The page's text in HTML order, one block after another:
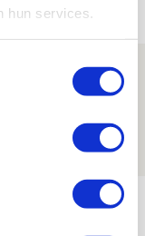
hun services.
over PEC
begin